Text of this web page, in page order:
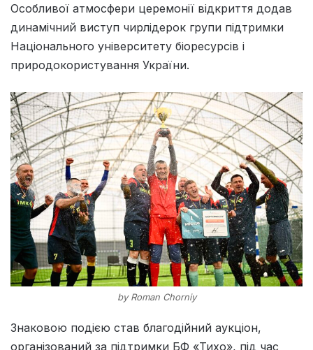
Особливої атмосфери церемонії відкриття додав
динамічний виступ чирлідерок групи підтримки
Національного університету біоресурсів і
природокористування України.
by Roman Chorniy
Знаковою подією став благодійний аукціон,
організований за підтримки БФ «Тихо», під час